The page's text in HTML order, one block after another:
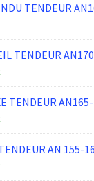
TENDEUR
TENDEUR
TENDEUR
AN 155-